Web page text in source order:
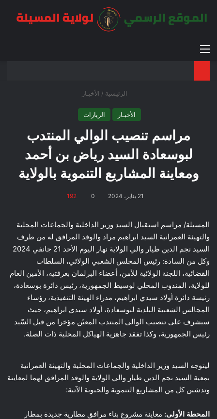
القائمة
الرئيسية / الأخبـار
الأخبـار الزيارات
مراسم تنصيب الوالي المنتدب
لبوسعادة السيد رياض بن أحمد
ومعاينة المشاريع التنموية بالولاية
21 يناير، 2024 0
192
المسيلة/ مراسم استقبال السيد وزير الداخلية والجماعات المحلية
والتهيئة العمرانية السيد ابراهيم مراد والوفد المرافق له من طرف
السيد نجم الدين طيار والي الولاية نهار اليوم الأحد 21 جانفي 2024
وكل من السادة: رئيس المجلس الشعبي الولائي، السلطات
القضائية، اللجنة الولائية للأمن، أعضاء البرلمان بغرفتيه، الأمين العام
للولاية، المندوب المحلي لوسيط الجمهورية، رئيس دائرة بوسعادة،
رئيسة دائرة أولاد سيدي ابراهيم، مدراء الهيئة التنفيذية، رؤساء
المجالس الشعبية البلدية لبوسعادة، أولاد سيدي ابراهيم، حيث
سيشرف على تنصيب الوالي المنتدب المعيّن مؤخرا من قبل السّيد
رئيس الجمهورية، وكذا تفقد جاهزية الهياكل المحلية ذات الصلة.
ليتوجه السيد وزير الداخلية والجماعات المحلية والتهيئة العمرانية
بمعية السيد نجم الدين طيار والي الولاية والوفد المرافق لهما لمعاينة
وتدشين كل من المشاريع التنموية والحيوية الآتية:
المحطة الأولى: معاينة مشروع بناء مرافق مطارية جديدة بمطار